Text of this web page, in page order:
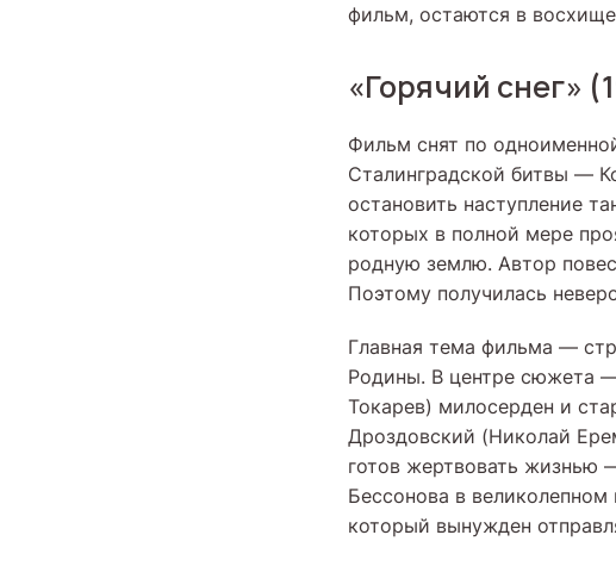
фильм, остаются в
«Горячий снег»
Фильм снят по
Сталинградской битвы —
остановить наступление
которых в полной мере
родную землю. Автор
Поэтому получилась
Главная тема фильма —
Родины. В центре сюжета
Токарев) милосерден и
Дроздовский (Николай
готов жертвовать жизнью
Бессонова в
который вынужден